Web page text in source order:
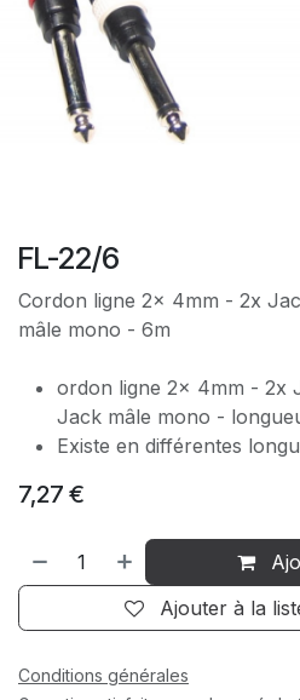
FL-22/6
Cordon ligne 2x 4mm - 2x
mâle mono - 6m
ordon ligne 2x 4mm - 2x
Jack mâle mono -
Existe en différentes
7,27 €
Ajouter à la
Conditions générales